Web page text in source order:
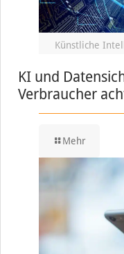
Künstliche
KI und
Verbraucher
Mehr